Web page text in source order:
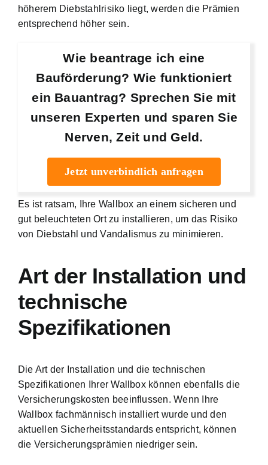
höherem Diebstahlrisiko liegt, werden die Prämien
entsprechend höher sein.
Wie beantrage ich eine
Bauförderung? Wie funktioniert
ein Bauantrag? Sprechen Sie mit
unseren Experten und sparen Sie
Nerven, Zeit und Geld.
Jetzt unverbindlich anfragen
Es ist ratsam, Ihre Wallbox an einem sicheren und
gut beleuchteten Ort zu installieren, um das Risiko
von Diebstahl und Vandalismus zu minimieren.
Art der Installation und
technische
Spezifikationen
Die Art der Installation und die technischen
Spezifikationen Ihrer Wallbox können ebenfalls die
Versicherungskosten beeinflussen. Wenn Ihre
Wallbox fachmännisch installiert wurde und den
aktuellen Sicherheitsstandards entspricht, können
die Versicherungsprämien niedriger sein.